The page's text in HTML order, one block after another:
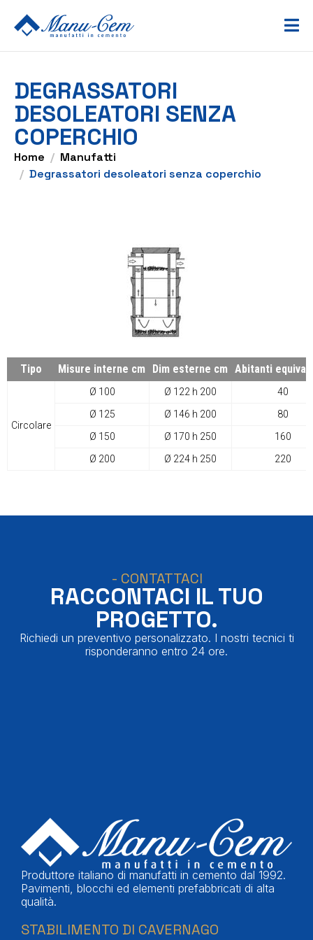
DEGRASSATORI
DESOLEATORI SENZA
COPERCHIO
Home
Manufatti
Degrassatori desoleatori senza coperchio
Tipo Misure interne cm Dim esterne cm Abitanti
Circolare
Ø 100 Ø 122 h 200
40
Ø 125
Ø 146 h 200
80
Ø 150
Ø 170 h 250
160
Ø 200
Ø 224 h 250 220
- CONTATTACI
RACCONTACI IL TUO
PROGETTO.
Richiedi un preventivo personalizzato. I nostri tecnici ti
risponderanno entro 24 ore.
Produttore italiano di manufatti in cemento dal 1992.
Pavimenti, blocchi ed elementi prefabbricati di alta
qualità.
STABILIMENTO DI CAVERNAGO